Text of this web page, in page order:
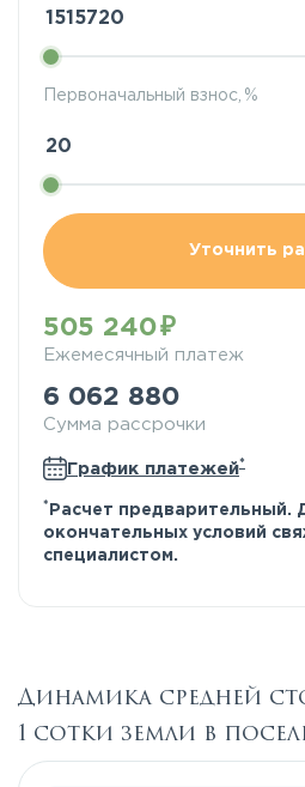
Первоначальный взнос, %
Уточнить
505 240
Ежемесячный платеж
6 062 880
Сумма рассрочки
График платежей*
* Расчет предварительный.
окончательных условий
специалистом.
Динамика средней
1 сотки земли в